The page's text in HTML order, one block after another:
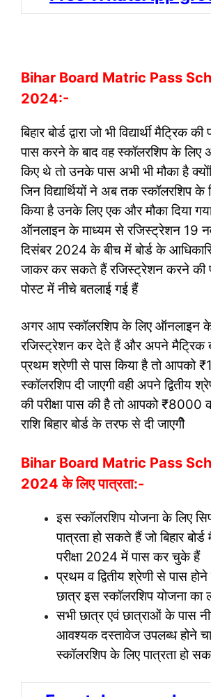
Bihar Board Matric Pass
2024:-
बिहार बोर्ड द्वारा जो भी विद्यार्थी मैट्रिक
पास करने के बाद वह स्कॉलरशिप के लिए
किए थे तो उनके पास अभी भी मौका है क्योंकि
जिन विद्यार्थियों ने अब तक स्कॉलरशिप
किया है उनके लिए एक और मौका दिया
ऑनलाइन के माध्यम से रजिस्ट्रेशन 19
दिसंबर 2024 के बीच में बोर्ड के
जाकर कर सकते हैं रजिस्ट्रेशन करने की
पोस्ट में नीचे बतलाई गई हैं
अगर आप स्कॉलरशिप के लिए ऑनलाइन
रजिस्ट्रेशन कर देते हैं और अपने मैट्रिक
प्रथम श्रेणी से पास किया है तो आपको
स्कॉलरशिप दी जाएगी वही अपने द्वितीय
की परीक्षा पास की है तो आपको ₹8000
राशि बिहार बोर्ड के तरफ से दी जाएगीे
Bihar Board Matric Pass
2024 के लिए पात्रता:-
इस स्कॉलरशिप योजना के लिए सिर्फ
पात्रता हो सकते हैं जो बिहार बोर्ड
परीक्षा 2024 में पास कर चुके हैं
प्रथम व द्वितीय श्रेणी से पास
छात्र इस स्कॉलरशिप योजना
सभी छात्र एवं छात्राओं के पास
आवश्यक दस्तावेज उपलब्ध होने
स्कॉलरशिप के लिए पात्रता हो